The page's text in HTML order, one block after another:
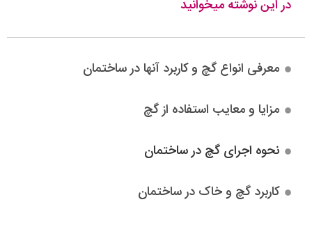
در این نوشته میخوانید
معرفی انواع گچ و کاربرد آنها در ساختمان
مزایا و معایب استفاده از گچ
نحوه اجرای گچ در ساختمان
کاربرد گچ و خاک در ساختمان